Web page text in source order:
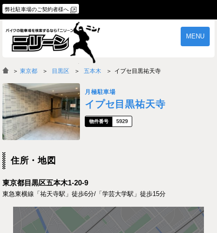
弊社駐車場のご契約者様へ
MENU
物件一覧 ご契約の流れ
よくあるご質問
＞ 東京都 目黒区 五本木 イプセ目黒祐天寺
月極駐車場
イプセ目黒祐天寺
5929
住所・地図
東京都目黒区五本木1-20-9
東急東横線「祐天寺駅」徒歩6分/「学芸大学駅」徒歩15分